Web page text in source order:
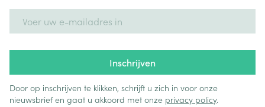
Inschrijven
Door op inschrijven te klikken, schrijft u zich in voor onze
nieuwsbrief en gaat u akkoord met onze privacy policy.